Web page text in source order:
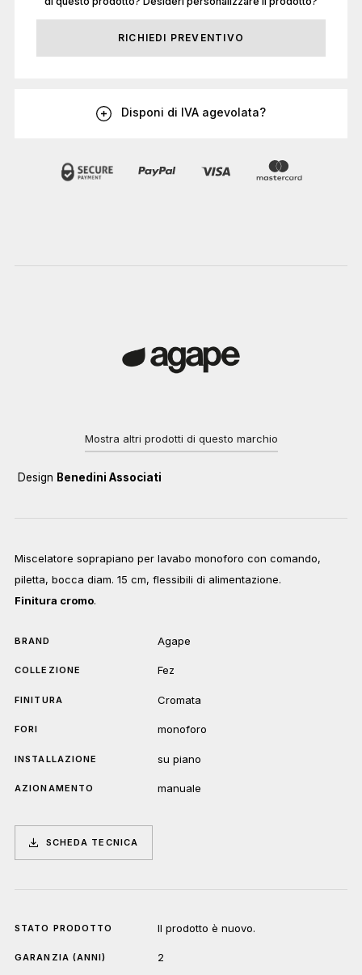
RICHIEDI PREVENTIVO
Disponi di IVA agevolata?
Design Benedini Associati
Mostra altri prodotti di questo marchio
Miscelatore soprapiano per lavabo monoforo con comando,
piletta, bocca diam. 15 cm, flessibili di alimentazione.
Finitura cromo.
BRAND Agape
COLLEZIONE Fez
FINITURA Cromata
FORI monoforo
INSTALLAZIONE su piano
AZIONAMENTO manuale
SCHEDA TECNICA
STATO PRODOTTO Il prodotto è nuovo.
GARANZIA (ANNI) 2